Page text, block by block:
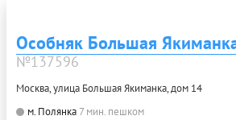
Особняк Большая
№137596
Москва, улица Большая Якиманка, дом 14
м. Полянка 7 мин. пешком